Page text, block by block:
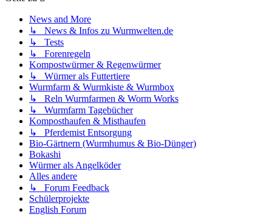
News and More
↳ News & Infos zu Wurmwelten.de
↳ Tests
↳ Forenregeln
Kompostwürmer & Regenwürmer
↳ Würmer als Futtertiere
Wurmfarm & Wurmkiste & Wurmbox
↳ Reln Wurmfarmen & Worm Works
↳ Wurmfarm Tagebücher
Komposthaufen & Misthaufen
↳ Pferdemist Entsorgung
Bio-Gärtnern (Wurmhumus & Bio-Dünger)
Bokashi
Würmer als Angelköder
Alles andere
↳ Forum Feedback
Schülerprojekte
English Forum